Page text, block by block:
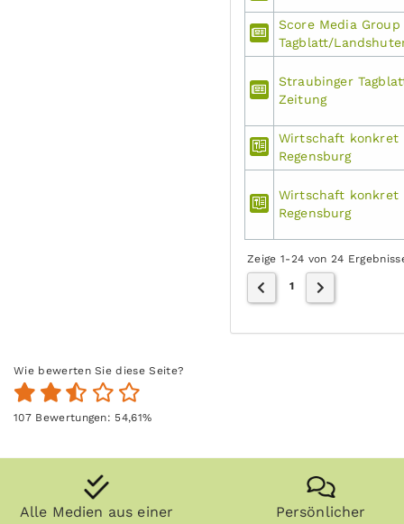
Score Media
Tagblatt/
Straubinger
Zeitung
Wirtschaft konkret
Regensburg
Wirtschaft konkret
Regensburg
Zeige 1-24 von 24
1
Wie bewerten Sie diese Seite?
107Bewertungen: 54,61%
Alle Medien aus einer
Persönlicher